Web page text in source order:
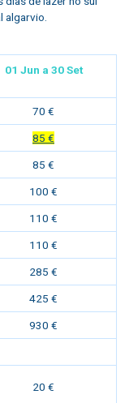
algarvio.
01 Jun a 30Set
70 €
85 €
85 €
100 €
110 €
110 €
285 €
425 €
930 €
20 €